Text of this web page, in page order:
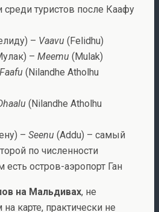
среди туристов после Каафу
– Vaavu (Felidhu)
– Meemu (Mulak)
Faafu (Nilandhe Atholhu
(Nilandhe Atholhu
– Seenu (Addu) – самый
по численности
есть остров-аэропорт Ган
на Мальдивах, не
карте, практически не